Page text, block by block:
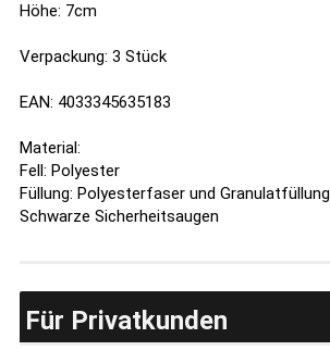
Höhe: 7cm
Verpackung: 3 Stück
EAN: 4033345635183
Material:
Fell: Polyester
Füllung: Polyesterfaser und Granulatfüllung
Schwarze Sicherheitsaugen
Für Privatkunden